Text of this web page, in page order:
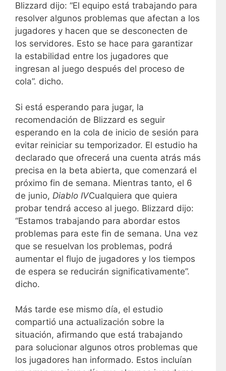
Blizzard dijo: “El equipo está trabajando para
resolver algunos problemas que afectan a los
jugadores y hacen que se desconecten de
los servidores. Esto se hace para garantizar
la estabilidad entre los jugadores que
ingresan al juego después del proceso de
cola”. dicho.
Si está esperando para jugar, la
recomendación de Blizzard es seguir
esperando en la cola de inicio de sesión para
evitar reiniciar su temporizador. El estudio ha
declarado que ofrecerá una cuenta atrás más
precisa en la beta abierta, que comenzará el
próximo fin de semana. Mientras tanto, el 6
de junio, Diablo IVCualquiera que quiera
probar tendrá acceso al juego. Blizzard dijo:
“Estamos trabajando para abordar estos
problemas para este fin de semana. Una vez
que se resuelvan los problemas, podrá
aumentar el flujo de jugadores y los tiempos
de espera se reducirán significativamente”.
dicho.
Más tarde ese mismo día, el estudio
compartió una actualización sobre la
situación, afirmando que está trabajando
para solucionar algunos otros problemas que
los jugadores han informado. Estos incluían